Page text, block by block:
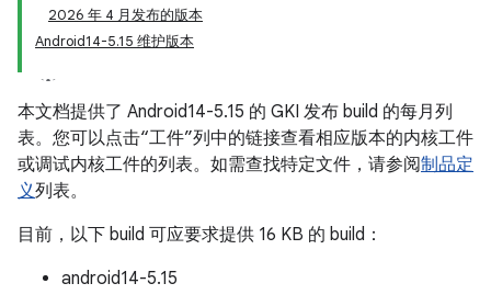
2026 年 4 月发布的版本
Android14-5.15 维护版本
本文档提供了 Android14-5.15 的 GKI 发布 build 的每月列
表。 您可以点击“工件”列中的链接查看相应版本的内核工件
或调试内核工件的列表。如需查找特定文件，请参阅制品定
义列表。
目前，以下 build 可应要求提供 16 KB 的 build：
android14-5.15